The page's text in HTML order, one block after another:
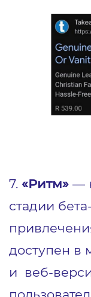
7. «Ритм» —
стадии
доступен в
и веб-